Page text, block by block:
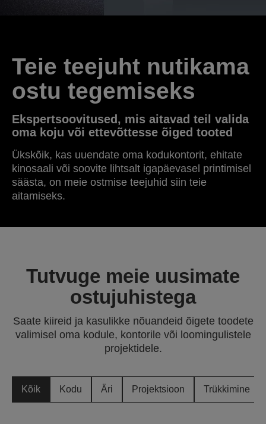
Teie teejuht nutikama
ostu tegemiseks
Ekspertsoovitused, mis aitavad teil valida
oma koju või ettevõttesse õiged tooted
Ükskõik, kas uuendate oma kodukontorit, ehitate
kinosaali või soovite lihtsalt igapäevasel printimisel
säästa, on meie ostmise teejuhid siin teie
aitamiseks.
Tutvuge meie uusimate
ostujuhistega
Saate kiireid ja kasulikke nõuandeid õigete toodete
valimisel oma kodule, kontorile või loomingulistele
projektidele.
Kõik Kodu Äri Projektsioon Trükkimine